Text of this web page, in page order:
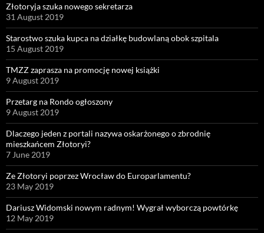
Złotoryja szuka nowego sekretarza
31 August 2019
Starostwo szuka kupca na działkę budowlaną obok szpitala
15 August 2019
TMZZ zaprasza na promocję nowej książki
9 August 2019
Przetarg na Rondo ogłoszony
9 August 2019
Dlaczego jeden z portali nazywa oskarżonego o zbrodnię
mieszkańcem Złotoryi?
7 June 2019
Ze Złotoryi poprzez Wrocław do Europarlamentu?
23 May 2019
Dariusz Widomski nowym radnym! Wygrał wyborczą powtórkę
12 May 2019